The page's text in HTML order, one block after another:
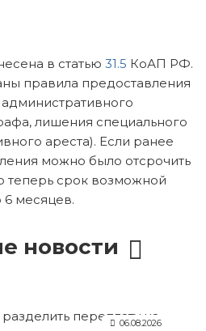
в статью 31.5 КоАП РФ.
правила предоставления
лишения специального
ареста). Если ранее
можно было отсрочить
теперь срок возможной
6 месяцев.
новости
06.08.2026